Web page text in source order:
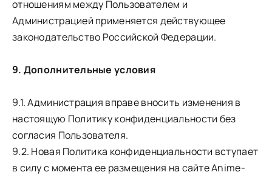
отношениям между Пользователем и
Администрацией применяется действующее
законодательство Российской Федерации.
9. Дополнительные условия
9.1. Администрация вправе вносить изменения в
настоящую Политику конфиденциальности без
согласия Пользователя.
9.2. Новая Политика конфиденциальности вступает
в силу с момента ее размещения на сайте Anime-